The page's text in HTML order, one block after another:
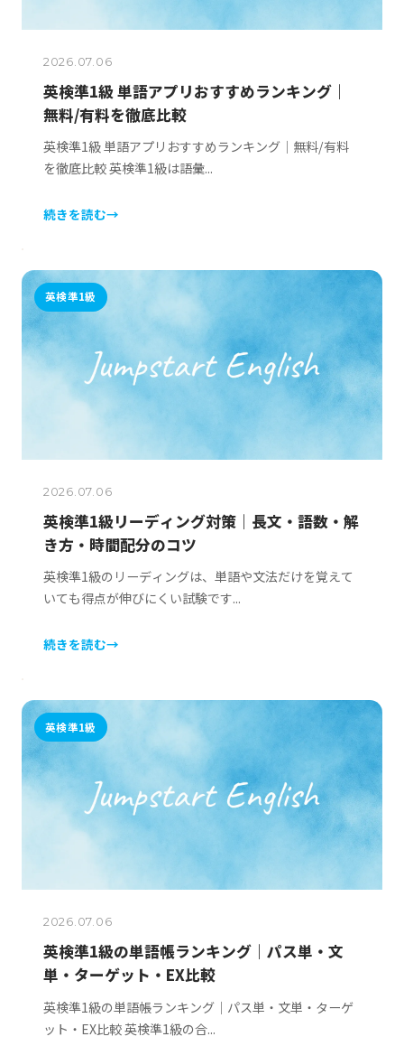
2026.07.06
英検準1級 単語アプリおすすめランキング｜
無料/有料を徹底比較
英検準1級 単語アプリおすすめランキング｜無料/有料
を徹底比較 英検準1級は語彙...
続きを読む→
英検準1級
2026.07.06
英検準1級リーディング対策｜長文・語数・解
き方・時間配分のコツ
英検準1級のリーディングは、単語や文法だけを覚えて
いても得点が伸びにくい試験です...
続きを読む→
英検準1級
2026.07.06
英検準1級の単語帳ランキング｜パス単・文
単・ターゲット・EX比較
英検準1級の単語帳ランキング｜パス単・文単・ターゲ
ット・EX比較 英検準1級の合...